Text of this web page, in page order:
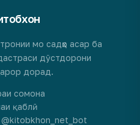
мо садҳо асар ба
дӯстдорони
дорад.
сомона
қаблӣ